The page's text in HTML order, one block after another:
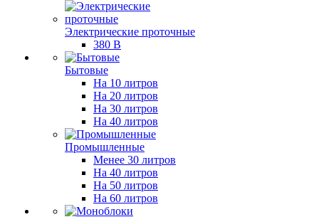
Электрические проточные
380 В
Бытовые
На 10 литров
На 20 литров
На 30 литров
На 40 литров
Промышленные
Менее 30 литров
На 40 литров
На 50 литров
На 60 литров